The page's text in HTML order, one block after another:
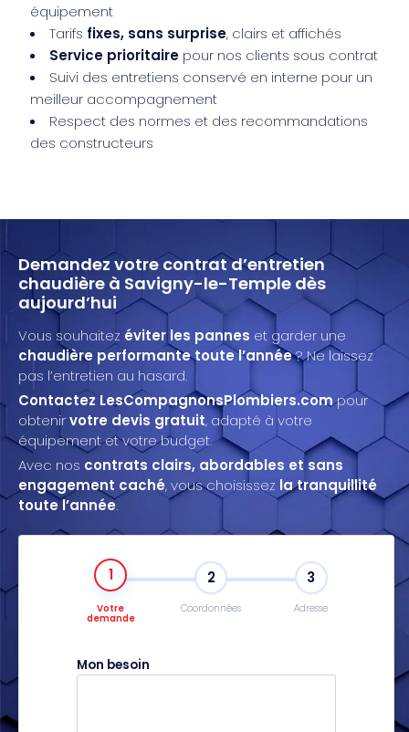
équipement
Tarifs fixes, sans surprise, clairs et affichés
Service prioritaire pour nos clients sous contrat
Suivi des entretiens conservé en interne pour un
meilleur accompagnement
Respect des normes et des recommandations
des constructeurs
Demandez votre contrat d’entretien
chaudière à Savigny-le-Temple dès
aujourd’hui
Vous souhaitez éviter les pannes et garder une
chaudière performante toute l’année? Ne laissez
pas l’entretien au hasard.
Contactez LesCompagnonsPlombiers.compour
obtenirvotre devis gratuit, adapté à votre
équipement et votre budget.
Avec nos contrats clairs, abordables et sans
engagement caché, vous choisissez la tranquillité
toute l’année.
1
Votre
demande
2
Coordonnées
3
Adresse
Mon besoin